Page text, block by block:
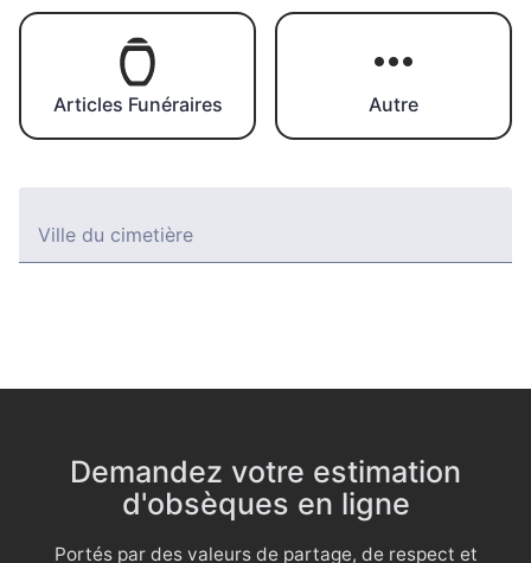
Articles Funéraires Autre
Ville du cimetière
Demandez votre estimation
d'obsèques en ligne
Portés par des valeurs de partage, de respect et